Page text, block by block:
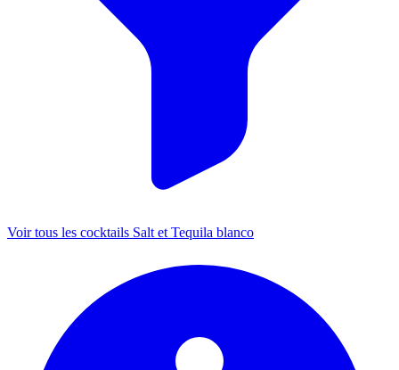
Voir tous les cocktails Salt et Tequila blanco